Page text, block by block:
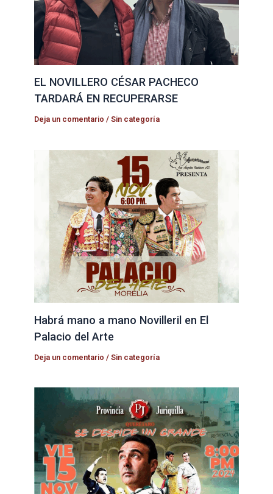
EL NOVILLERO CÉSAR PACHECO
TARDARÁ EN RECUPERARSE
Deja un comentario /Sin categoría
Habrá mano a mano Novilleril en El
Palacio del Arte
Deja un comentario /Sin categoría